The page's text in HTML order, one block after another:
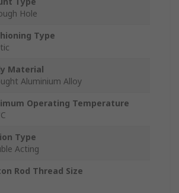
Hole
Type
Material
Aluminium Alloy
Operating Temperature
Type
Acting
Rod Thread Size